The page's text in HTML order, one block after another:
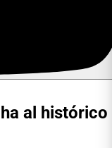
al histórico